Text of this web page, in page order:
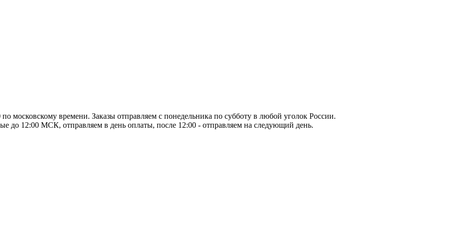
по московскому времени. Заказы отправляем с понедельника по субботу в любой уголок России.
до 12:00 МСК, отправляем в день оплаты, после 12:00 - отправляем на следующий день.